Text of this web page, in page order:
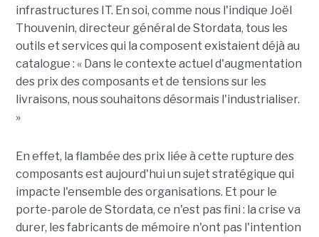
infrastructures IT. En soi, comme nous l'indique Joël
Thouvenin, directeur général de Stordata, tous les
outils et services qui la composent existaient déjà au
catalogue : « Dans le contexte actuel d'augmentation
des prix des composants et de tensions sur les
livraisons, nous souhaitons désormais l'industrialiser.
»
En effet, la flambée des prix liée à cette rupture des
composants est aujourd'hui un sujet stratégique qui
impacte l'ensemble des organisations. Et pour le
porte-parole de Stordata, ce n'est pas fini : la crise va
durer, les fabricants de mémoire n'ont pas l'intention